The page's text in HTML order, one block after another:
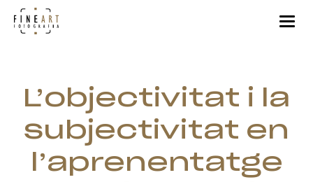
L’objectivitat i la
subjectivitat en
l’aprenentatge